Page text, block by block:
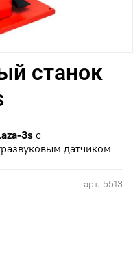
арт. 5513
станок
3s с
датчиком